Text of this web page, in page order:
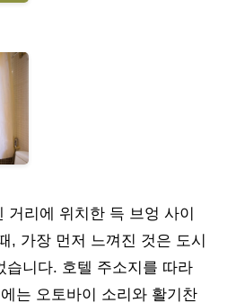
거리에 위치한 득 브엉 사이
, 가장 먼저 느껴진 것은 도시
습니다. 호텔 주소지를 따라
는 오토바이 소리와 활기찬